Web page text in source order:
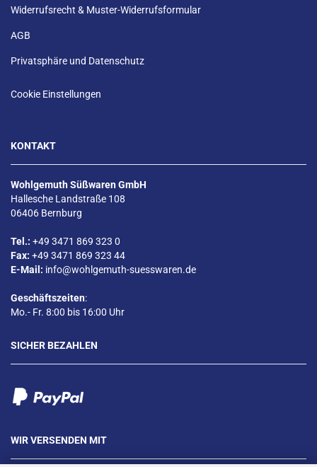
Widerrufsrecht & Muster-Widerrufsformular
AGB
Privatsphäre und Datenschutz
Cookie Einstellungen
KONTAKT
Wohlgemuth Süßwaren GmbH
Hallesche Landstraße 108
06406 Bernburg
Tel.: +49 3471 869 323 0
Fax: +49 3471 869 323 44
E-Mail: info@wohlgemuth-suesswaren.de
Geschäftszeiten:
Mo.- Fr. 8:00 bis 16:00 Uhr
SICHER BEZAHLEN
WIR VERSENDEN MIT